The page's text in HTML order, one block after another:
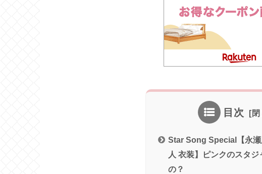
目次
Star Song Special【永
人 衣装】ピンクのスタジ
の？